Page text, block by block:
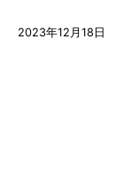
2023年12月18日